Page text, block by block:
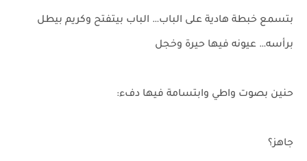
بتسمع خبطة هادية على الباب… الباب بيتفتح وكريم بيطل
برأسه… عيونه فيها حيرة وخجل
حنين بصوت واطي وابتسامة فيها دفء:
جاهز؟